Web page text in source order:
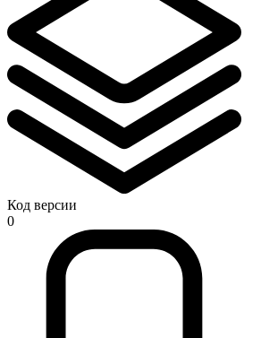
Код версии
0